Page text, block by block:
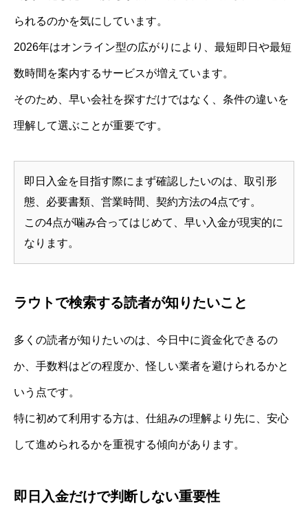
られるのかを気にしています。
2026年はオンライン型の広がりにより、最短即日や最短
数時間を案内するサービスが増えています。
そのため、早い会社を探すだけではなく、条件の違いを
理解して選ぶことが重要です。
即日入金を目指す際にまず確認したいのは、取引形
態、必要書類、営業時間、契約方法の4点です。
この4点が噛み合ってはじめて、早い入金が現実的に
なります。
ラウトで検索する読者が知りたいこと
多くの読者が知りたいのは、今日中に資金化できるの
か、手数料はどの程度か、怪しい業者を避けられるかと
いう点です。
特に初めて利用する方は、仕組みの理解より先に、安心
して進められるかを重視する傾向があります。
即日入金だけで判断しない重要性